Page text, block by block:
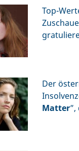
Top-
Der
Matter